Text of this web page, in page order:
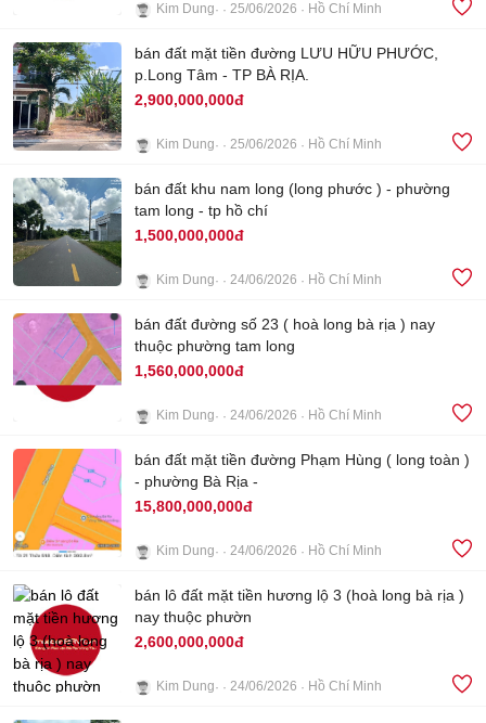
Kim Dung 25/06/2026 Hồ Chí Minh
bán đất mặt tiền đường LƯU HỮU PHƯỚC,
p.Long Tâm - TP BÀ RỊA.
2,900,000,000đ
Kim Dung 25/06/2026 Hồ Chí Minh
bán đất khu nam long (long phước ) - phường
tam long - tp hồ chí
1,500,000,000đ
Kim Dung 24/06/2026 Hồ Chí Minh
bán đất đường số 23 ( hoà long bà rịa ) nay
thuộc phường tam long
1,560,000,000đ
Kim Dung 24/06/2026 Hồ Chí Minh
bán đất mặt tiền đường Phạm Hùng ( long toàn )
- phường Bà Rịa -
15,800,000,000đ
Kim Dung 24/06/2026 Hồ Chí Minh
bán lô đất mặt tiền hương lộ 3 (hoà long bà rịa )
nay thuộc phườn
2,600,000,000đ
Kim Dung 24/06/2026 Hồ Chí Minh